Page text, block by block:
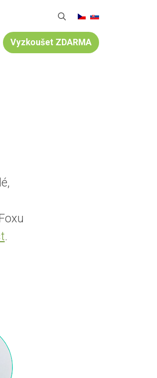
Vyzkoušet ZDARMA
.